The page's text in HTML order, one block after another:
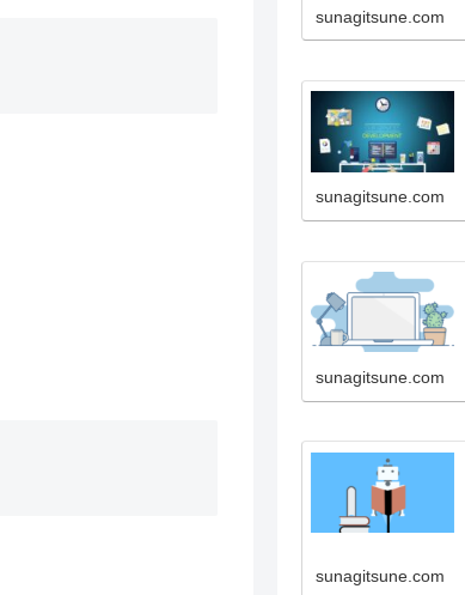
sunagitsune.com
sunagitsune.com
sunagitsune.com
sunagitsune.com